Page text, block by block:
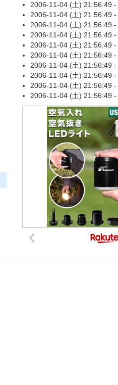
2006-11-04 (土) 21:56:49 -
2006-11-04 (土) 21:56:49 -
2006-11-04 (土) 21:56:49 -
2006-11-04 (土) 21:56:49 -
2006-11-04 (土) 21:56:49 -
2006-11-04 (土) 21:56:49 -
2006-11-04 (土) 21:56:49 -
2006-11-04 (土) 21:56:49 -
2006-11-04 (土) 21:56:49 -
2006-11-04 (土) 21:56:49 -